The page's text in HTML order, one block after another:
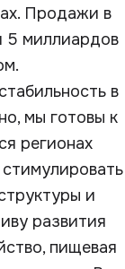
Продажи в
5 миллиардов
в
мы готовы к
регионах
и
развития
пищевая